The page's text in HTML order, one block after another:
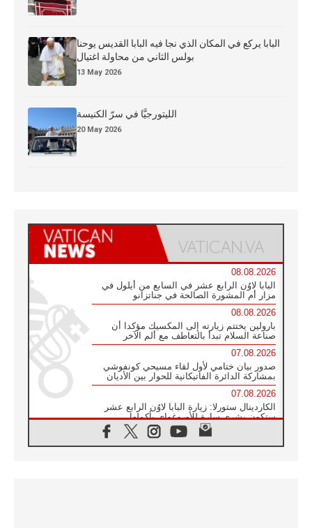
البابا يركع في المكان الذي نجا فيه البابا القديس يوحنا
بولس الثاني من محاولة اغتيال
13 May 2026
الليتورجيَّا في سرّ الكنيسة
20 May 2026
08.08.2026
البابا لاوُن الرابع عشر في السابع من أيلول في
مزار أم المشورة الصالحة في جناتزانو
08.08.2026
بارولين يختتم زيارته إلى المكسيك مؤكدا أن
صناعة السلام تبدأ بالتعاطف مع ألم الآخر
07.08.2026
صدور بيان ختامي لأول لقاء مسيحي كونفوشي
بمشاركة الدائرة الفاتيكانية للحوار بين الأديان
07.08.2026
الكاردينال ستورلا: زيارة البابا لاوُن الرابع عشر
ستكون بشرى سارة للأوروغواي بأكملها
الفاتيكان يعلن برنامج الزيارة الرسولية للبابا لاوُن